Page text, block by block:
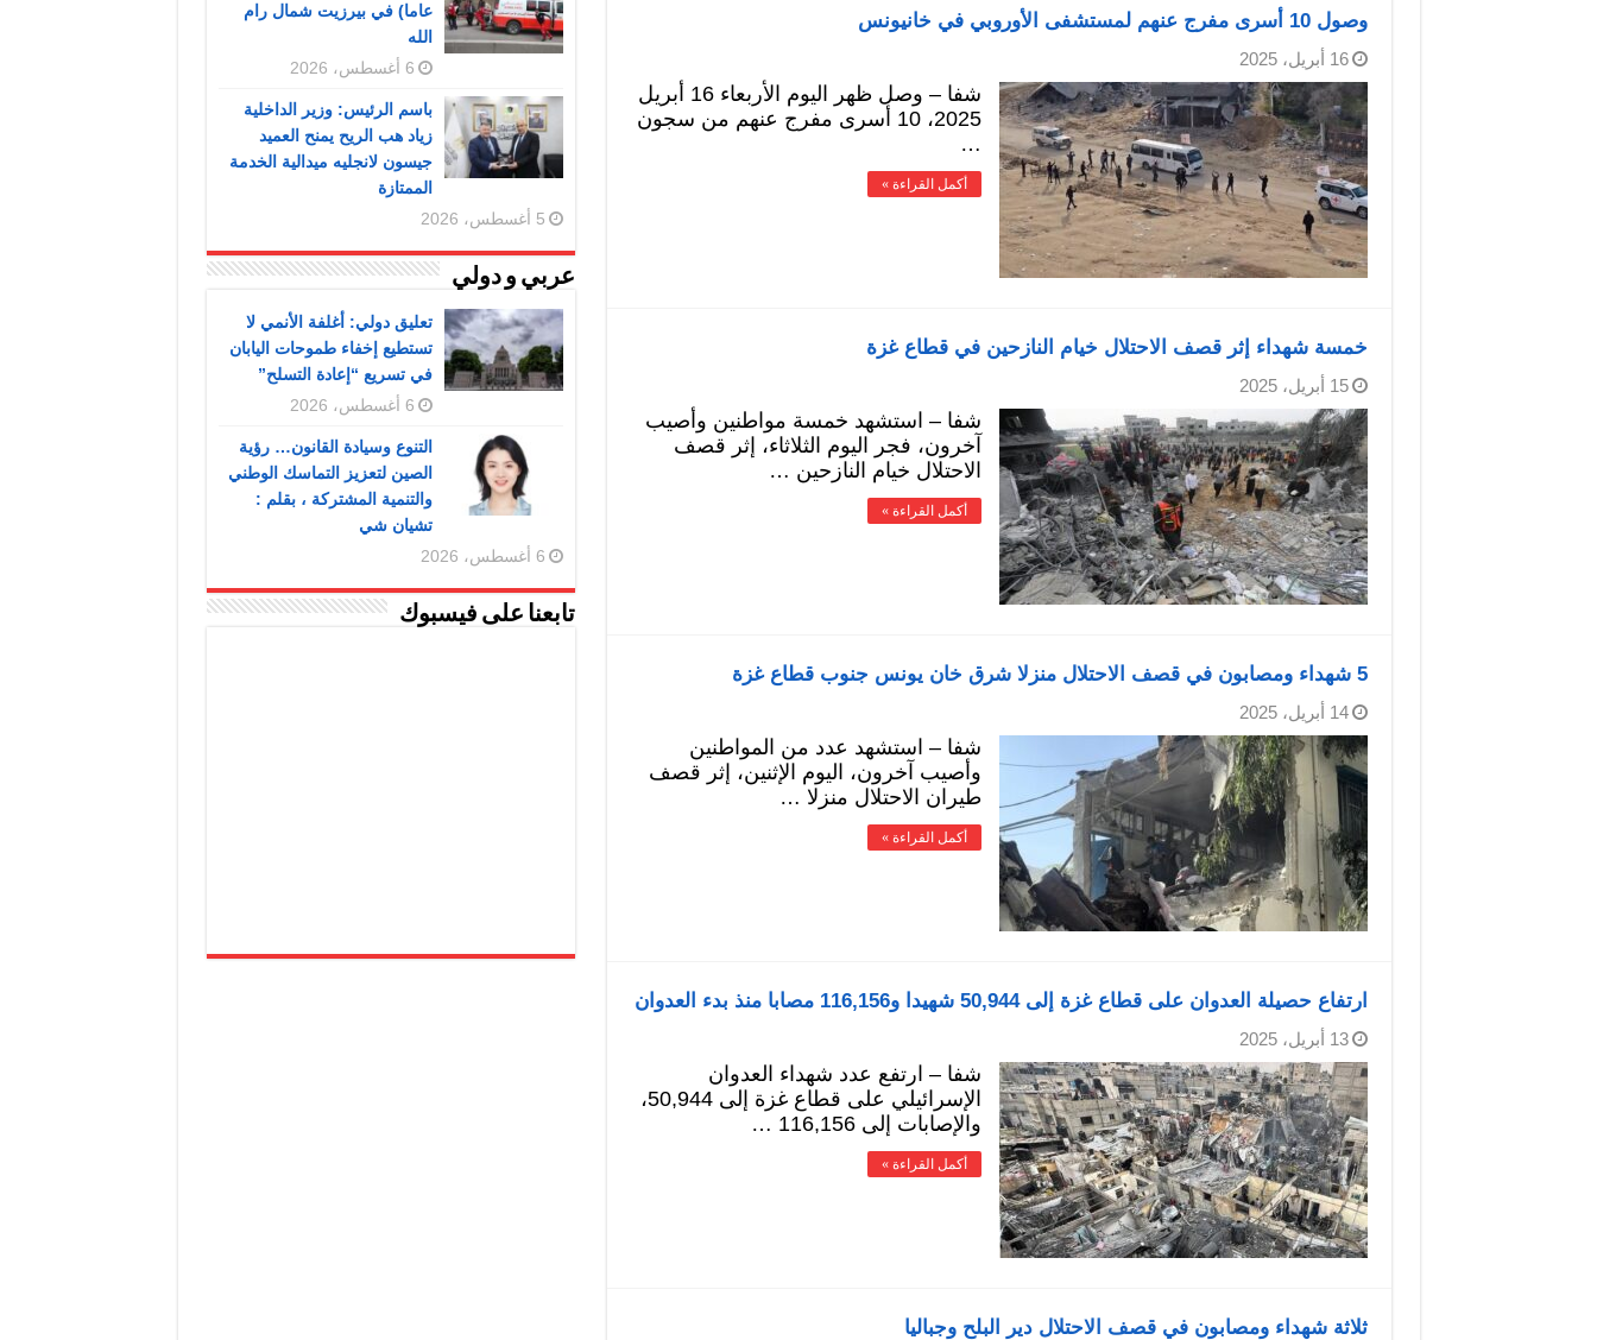
وصول 10 أسرى مفرج عنهم لمستشفى الأوروبي في خانيونس
16 أبريل، 2025
شفا – وصل ظهر اليوم الأربعاء 16 أبريل
2025، 10 أسرى مفرج عنهم من سجون
…
أكمل القراءة »
خمسة شهداء إثر قصف الاحتلال خيام النازحين في قطاع غزة
15 أبريل، 2025
شفا – استشهد خمسة مواطنين وأصيب
آخرون، فجر اليوم الثلاثاء، إثر قصف
الاحتلال خيام النازحين …
أكمل القراءة »
5 شهداء ومصابون في قصف الاحتلال منزلا شرق خان يونس جنوب قطاع غزة
14 أبريل، 2025
شفا – استشهد عدد من المواطنين
وأصيب آخرون، اليوم الإثنين، إثر قصف
طيران الاحتلال منزلا …
أكمل القراءة »
ارتفاع حصيلة العدوان على قطاع غزة إلى 50,944 شهيدا و116,156 مصابا منذ بدء العدوان
13 أبريل، 2025
شفا – ارتفع عدد شهداء العدوان
الإسرائيلي على قطاع غزة إلى 50,944،
والإصابات إلى 116,156 …
أكمل القراءة »
ثلاثة شهداء ومصابون في قصف الاحتلال دير البلح وجباليا
عاما) في بيرزيت شمال رام
الله
6 أغسطس، 2026
باسم الرئيس: وزير الداخلية
زياد هب الريح يمنح العميد
جيسون لانجليه ميدالية الخدمة
الممتازة
5 أغسطس، 2026
عربي و دولي
تعليق دولي: أغلفة الأنمي لا
تستطيع إخفاء طموحات اليابان
في تسريع “إعادة التسلح”
6 أغسطس، 2026
التنوع وسيادة القانون… رؤية
الصين لتعزيز التماسك الوطني
والتنمية المشتركة ، بقلم :
تشيان شي
6 أغسطس، 2026
تابعنا على فيسبوك